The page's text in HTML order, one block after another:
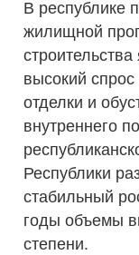
В республике
жилищной
высокий
отделки и
внутреннего
Республики
стабильный
годы объемы
степени.